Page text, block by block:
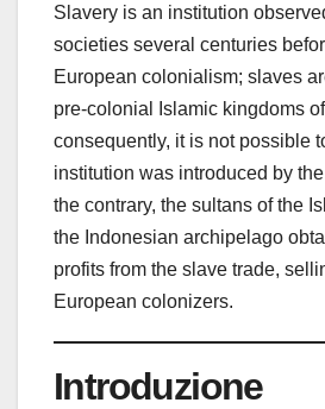
Slavery is an institution
societies several centuries
European colonialism; slaves
pre-colonial Islamic kingdoms
consequently, it is not possible
institution was introduced by
the contrary, the sultans of the
the Indonesian archipelago
profits from the slave trade,
European colonizers.
Introduzione